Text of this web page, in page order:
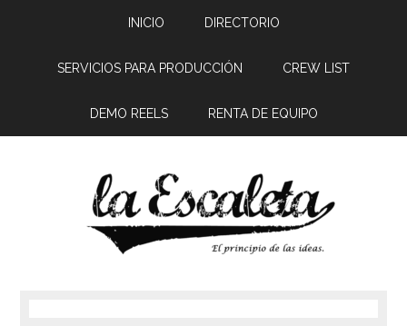
INICIO DIRECTORIO
SERVICIOS PARA PRODUCCIÓN CREW LIST
DEMO REELS RENTA DE EQUIPO